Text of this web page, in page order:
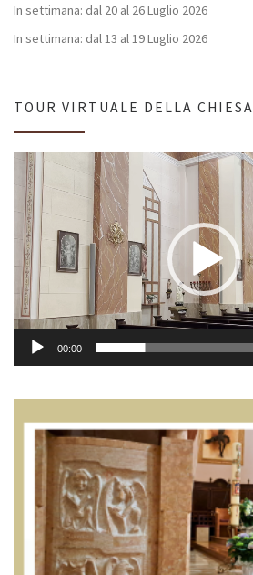
In settimana: dal 20 al 26 Luglio 2026
In settimana: dal 13 al 19 Luglio 2026
TOUR VIRTUALE DELLA CHIESA
Video
Player
00:00